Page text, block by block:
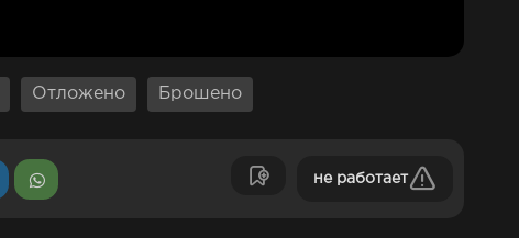
Отложено Брошено
не работает